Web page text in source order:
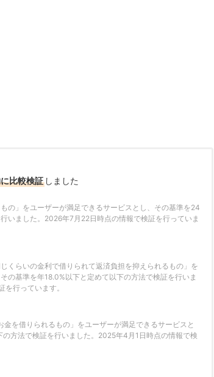
比較検証 しました
の」をユーザーが満足できるサービスとし、その基準を24
いました。2026年7月22日時点の情報で検証を行っていま
くらいの金利で借りられて返済負担を抑えられるもの」を
の基準を年18.0%以下と定めて以下の方法で検証を行いま
行っています。
を借りられるもの」をユーザーが満足できるサービスと
方法で検証を行いました。2025年4月1日時点の情報で検